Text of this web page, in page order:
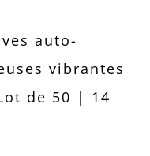
auto-
vibrantes
de 50 | 14